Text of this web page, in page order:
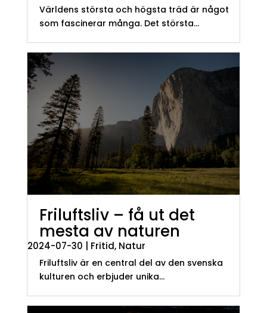
Världens största och högsta träd är något
som fascinerar många. Det största...
Friluftsliv – få ut det
mesta av naturen
2024-07-30 | Fritid, Natur
Friluftsliv är en central del av den svenska
kulturen och erbjuder unika...